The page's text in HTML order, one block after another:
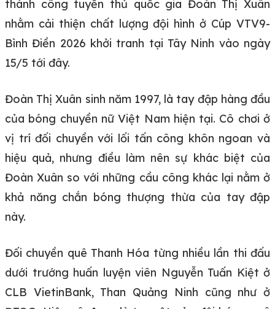
thành công tuyển thủ quốc gia Đoàn Thị Xuân
nhằm cải thiện chất lượng đội hình ở Cúp VTV9-
Bình Điền 2026 khởi tranh tại Tây Ninh vào ngày
15/5 tới đây.
Đoàn Thị Xuân sinh năm 1997, là tay đập hàng đầu
của bóng chuyền nữ Việt Nam hiện tại. Cô chơi ở
vị trí đối chuyền với lối tấn công khôn ngoan và
hiệu quả, nhưng điều làm nên sự khác biệt của
Đoàn Xuân so với những cầu công khác lại nằm ở
khả năng chắn bóng thượng thừa của tay đập
này.
Đối chuyền quê Thanh Hóa từng nhiều lần thi đấu
dưới trướng huấn luyện viên Nguyễn Tuấn Kiệt ở
CLB VietinBank, Than Quảng Ninh cũng như ở